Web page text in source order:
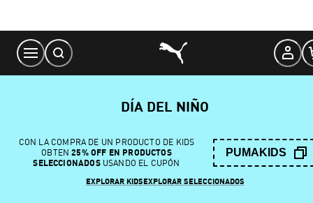
Content
DÍA DEL NIÑO
CON LA COMPRA DE UN PRODUCTO DE KIDS
OBTEN 25% OFF EN PRODUCTOS
SELECCIONADOSUSANDO EL CUPÓN
PUMAKIDS
EXPLORAR KIDSEXPLORAR SELECCIONADOS